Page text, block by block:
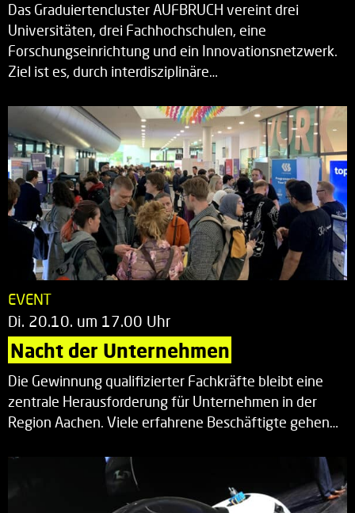
Das Graduiertencluster AUFBRUCH vereint drei
Universitäten, drei Fachhochschulen, eine
Forschungseinrichtung und ein Innovationsnetzwerk.
Ziel ist es, durch interdisziplinäre…
EVENT
Di. 20.10. um 17.00 Uhr
Nacht der Unternehmen
Die Gewinnung qualifizierter Fachkräfte bleibt eine
zentrale Herausforderung für Unternehmen in der
Region Aachen. Viele erfahrene Beschäftigte gehen…